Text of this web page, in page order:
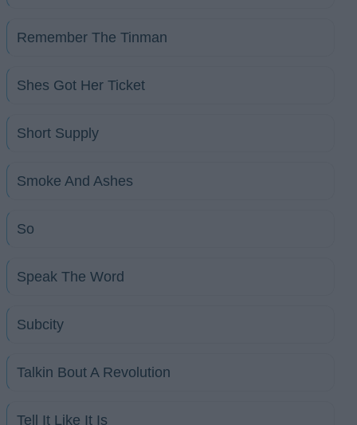
Remember The Tinman
Shes Got Her Ticket
Short Supply
Smoke And Ashes
So
Speak The Word
Subcity
Talkin Bout A Revolution
Tell It Like It Is